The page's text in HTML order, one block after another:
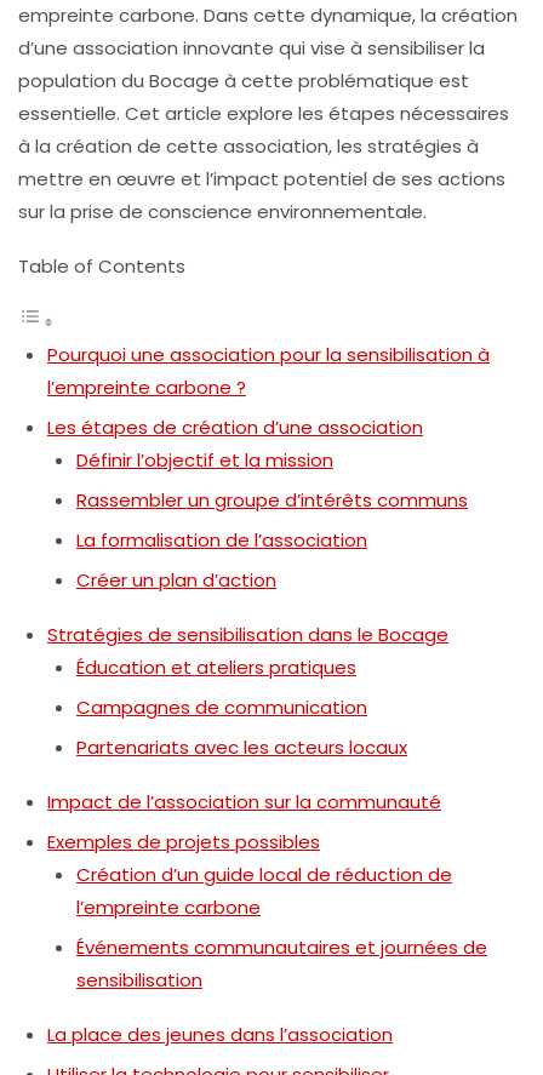
empreinte carbone. Dans cette dynamique, la création
d’une association innovante qui vise à sensibiliser la
population du Bocage à cette problématique est
essentielle. Cet article explore les étapes nécessaires
à la création de cette association, les stratégies à
mettre en œuvre et l’impact potentiel de ses actions
sur la prise de conscience environnementale.
Table of Contents
Pourquoi une association pour la sensibilisation à
l’empreinte carbone ?
Les étapes de création d’une association
Définir l’objectif et la mission
Rassembler un groupe d’intérêts communs
La formalisation de l’association
Créer un plan d’action
Stratégies de sensibilisation dans le Bocage
Éducation et ateliers pratiques
Campagnes de communication
Partenariats avec les acteurs locaux
Impact de l’association sur la communauté
Exemples de projets possibles
Création d’un guide local de réduction de
l’empreinte carbone
Événements communautaires et journées de
sensibilisation
La place des jeunes dans l’association